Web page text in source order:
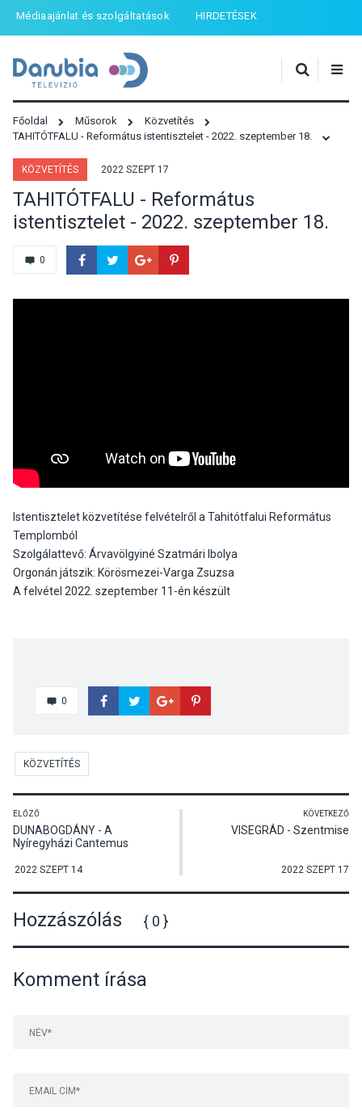
Médiaajánlat és szolgáltatások HIRDETÉSEK
Főoldal Műsorok
Közvetítés
TAHITÓTFALU - Református istentisztelet - 2022. szeptember 18.
KÖZVETÍTÉS 2022 SZEPT 17
TAHITÓTFALU - Református
istentisztelet - 2022. szeptember 18.
0
Istentisztelet közvetítése felvételről a Tahitótfalui Református
Templomból
Szolgálattevő: Árvavölgyiné Szatmári Ibolya
Orgonán játszik: Körösmezei-Varga Zsuzsa
A felvétel 2022. szeptember 11-én készült
0
KÖZVETÍTÉS
ELŐZŐ
DUNABOGDÁNY - A
Nyíregyházi Cantemus
Leánykar hangversenye
2022 SZEPT 14
KÖVETKEZŐ
VISEGRÁD - Szentmise
2022 SZEPT 17
Hozzászólás { 0 }
Komment írása